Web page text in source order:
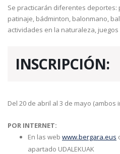
Se practicarán diferentes deportes:
patinaje, bádminton, balonmano,
actividades en la naturaleza, juegos
INSCRIPCIÓN:
Del 20 de abril al 3 de mayo (ambos
POR INTERNET:
En las web www.bergara.eus
apartado UDALEKUAK